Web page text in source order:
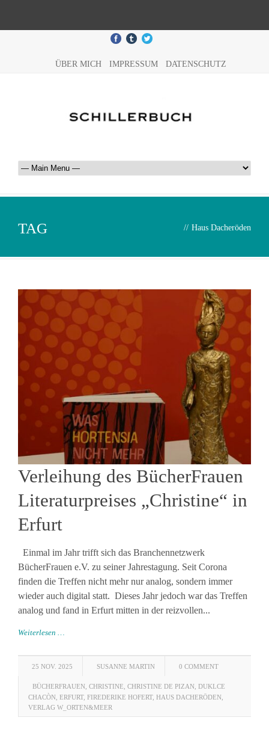
ÜBER MICH IMPRESSUM DATENSCHUTZ
TAG // Haus Dacheröden
Verleihung des BücherFrauen
Literaturpreises „Christine“ in
Erfurt
Einmal im Jahr trifft sich das Branchennetzwerk
BücherFrauen e.V. zu seiner Jahrestagung. Seit Corona
finden die Treffen nicht mehr nur analog, sondern immer
wieder auch digital statt. Dieses Jahr jedoch war das Treffen
analog und fand in Erfurt mitten in der reizvollen...
Weiterlesen …
25 NOV. 2025 SUSANNE MARTIN 0 COMMENT
BÜCHERFRAUEN CHRISTINE CHRISTINE DE PIZAN DUKLCE
CHACÒN ERFURT, FIREDERIKE HOFERT, HAUS DACHERÖDEN
VERLAG W_ORTEN&MEER